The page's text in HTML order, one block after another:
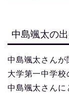
中島颯太の
中島颯太さんが
大学第一中学校
中島颯太さんに